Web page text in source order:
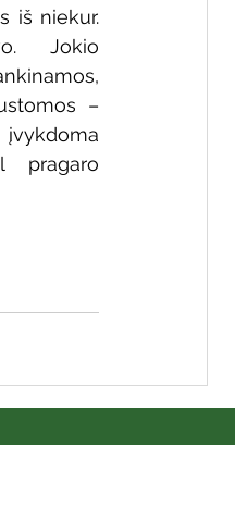
iš niekur.
Jokio
–
įvykdoma
pragaro